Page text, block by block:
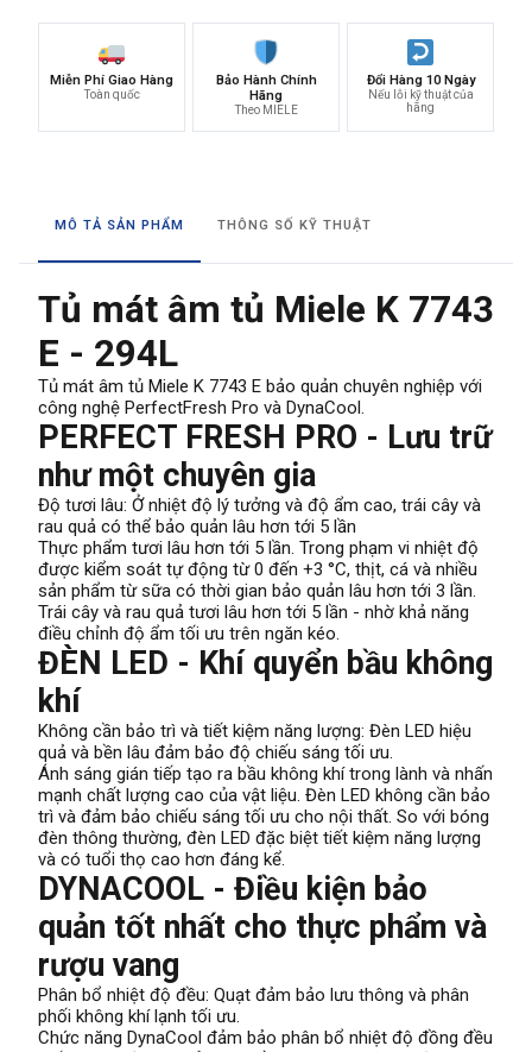
Miễn Phí Giao Hàng
Toàn quốc
Bảo Hành Chính
Hãng
Theo MIELE
Đổi Hàng 10 Ngày
Nếu lỗi kỹ thuật của
hãng
MÔ TẢ SẢN PHẨM THÔNG SỐ KỸ THUẬT
Tủ mát âm tủ Miele K 7743
E - 294L
Tủ mát âm tủ Miele K 7743 E bảo quản chuyên nghiệp với
công nghệ PerfectFresh Pro và DynaCool.
PERFECT FRESH PRO - Lưu trữ
như một chuyên gia
Độ tươi lâu: Ở nhiệt độ lý tưởng và độ ẩm cao, trái cây và
rau quả có thể bảo quản lâu hơn tới 5 lần
Thực phẩm tươi lâu hơn tới 5 lần. Trong phạm vi nhiệt độ
được kiểm soát tự động từ 0 đến +3 °C, thịt, cá và nhiều
sản phẩm từ sữa có thời gian bảo quản lâu hơn tới 3 lần.
Trái cây và rau quả tươi lâu hơn tới 5 lần - nhờ khả năng
điều chỉnh độ ẩm tối ưu trên ngăn kéo.
ĐÈN LED - Khí quyển bầu không
khí
Không cần bảo trì và tiết kiệm năng lượng: Đèn LED hiệu
quả và bền lâu đảm bảo độ chiếu sáng tối ưu.
Ánh sáng gián tiếp tạo ra bầu không khí trong lành và nhấn
mạnh chất lượng cao của vật liệu. Đèn LED không cần bảo
trì và đảm bảo chiếu sáng tối ưu cho nội thất. So với bóng
đèn thông thường, đèn LED đặc biệt tiết kiệm năng lượng
và có tuổi thọ cao hơn đáng kể.
DYNACOOL - Điều kiện bảo
quản tốt nhất cho thực phẩm và
rượu vang
Phân bổ nhiệt độ đều: Quạt đảm bảo lưu thông và phân
phối không khí lạnh tối ưu.
Chức năng DynaCool đảm bảo phân bổ nhiệt độ đồng đều